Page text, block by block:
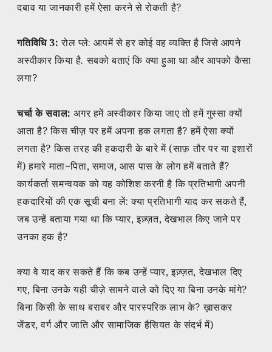
दबाव या जानकारी हमें ऐसा करने से रोकती है?
गतिविधि 3: रोल प्ले: आपमें से हर कोई वह व्यक्ति है जिसे आपने
अस्वीकार किया है. सबको बताएं कि क्या हुआ था और आपको कैसा
लगा?
चर्चा के सवाल: अगर हमें अस्वीकार किया जाए तो हमें गुस्सा क्यों
आता है? किस चीज़ पर हमें अपना हक लगता है? हमें ऐसा क्यों
लगता है? किस तरह की हकदारी के बारे में (साफ़ तौर पर या इशारों
में) हमारे माता−पिता, समाज, आस पास के लोग हमें बताते हैं?
कार्यकर्ता समन्वयक को यह कोशिश करनी है कि प्रतिभागी अपनी
हकदारियों की एक सूची बना लें: क्या प्रतिभागी याद कर सकते हैं,
जब उन्हें बताया गया था कि प्यार, इज़्ज़त, देखभाल किए जाने पर
उनका हक है?
क्या वे याद कर सकते हैं कि कब उन्हें प्यार, इज़्ज़त, देखभाल दिए
गए, बिना उनके यही चीज़े सामने वाले को दिए या बिना उनके मांगे?
बिना किसी के साथ बराबर और पारस्परिक लाभ के? ख़ासकर
जेंडर, वर्ग और जाति और सामाजिक हैसियत के संदर्भ में)